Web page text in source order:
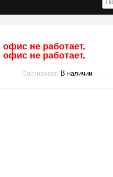
не работает.
не работает.
Сортировка: